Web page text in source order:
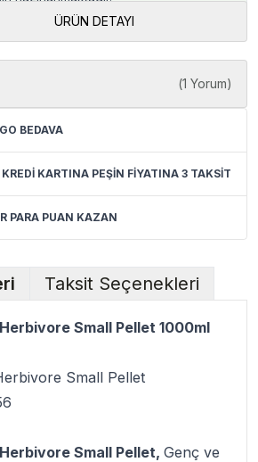
ÜRÜN DETAYI
(1 Yorum)
BEDAVA
KARTINA PEŞİN FİYATINA 3 TAKSİT
PARA PUAN KAZAN
Taksit Seçenekleri
Small Pellet 1000ml
Small Pellet
Small Pellet, Genç ve